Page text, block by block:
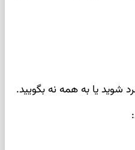
یا به همه نه بگویید.